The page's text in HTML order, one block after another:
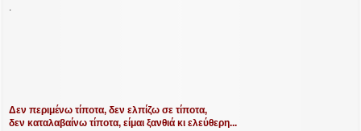
.
Δεν περιμένω τίποτα, δεν ελπίζω σε τίποτα,
δεν καταλαβαίνω τίποτα, είμαι ξανθιά κι ελεύθερη...